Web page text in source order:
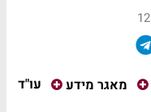
מאגר מידע
עו"ד